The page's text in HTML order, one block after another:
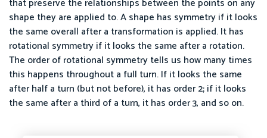
shape they are applied to. A shape has symmetry if it looks
the same overall after a transformation is applied. It has
rotational symmetry if it looks the same after a rotation.
The order of rotational symmetry tells us how many times
this happens throughout a full turn. If it looks the same
after half a turn (but not before), it has order 2; if it looks
the same after a third of a turn, it has order 3, and so on.